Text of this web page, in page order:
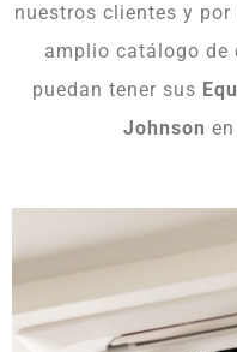
nuestros clientes y
amplio catálogo de
puedan tener sus
Johnson